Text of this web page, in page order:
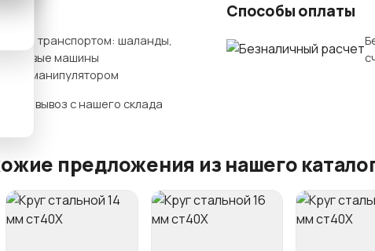
Нашим транспортом: шаланды,
бортовые машины
гидроманипулятором
Самовывоз с нашего склада
Способы оплаты
предложения из нашего